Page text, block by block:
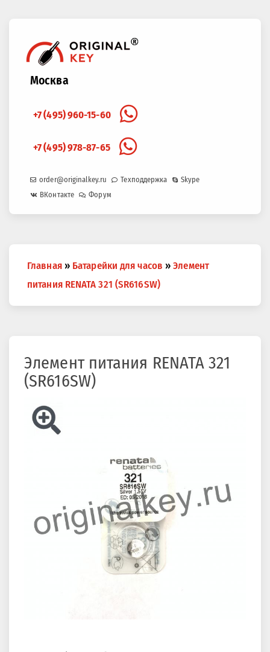
Москва
+7 (495) 960-15-60
+7 (495) 978-87-65
order@originalkey.ru Техподдержка
Skype
ВКонтакте
Форум
здесь
Главная » Батарейки для часов » Элемент
питания RENATA 321 (SR616SW)
Элемент питания RENATA 321
(SR616SW)